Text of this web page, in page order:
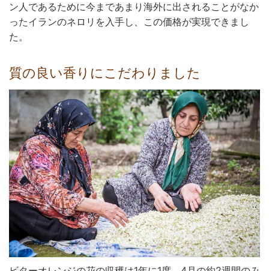
ン人であるために今まであまり海外に出されることがなか
ったイランのネロリを入手し、この価格が実現できまし
た。
質の良い香りにこだわりました